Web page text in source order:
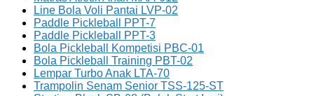
Line Bola Voli Pantai LVP-02
Paddle Pickleball PPT-7
Paddle Pickleball PPT-3
Bola Pickleball Kompetisi PBC-01
Bola Pickleball Training PBT-02
Lempar Turbo Anak LTA-70
Trampolin Senam Senior TSS-125-ST